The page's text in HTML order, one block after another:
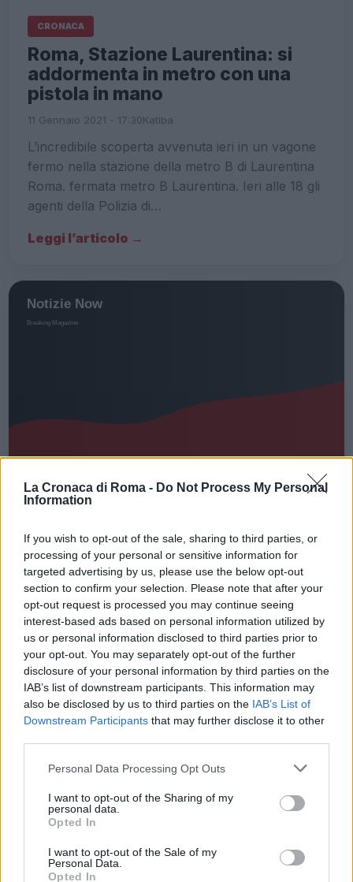
La Cronaca di Roma - Do Not Process My Personal
Information
If you wish to opt-out of the sale, sharing to third parties, or
processing of your personal or sensitive information for
targeted advertising by us, please use the below opt-out
section to confirm your selection. Please note that after your
opt-out request is processed you may continue seeing
interest-based ads based on personal information utilized by
us or personal information disclosed to third parties prior to
your opt-out. You may separately opt-out of the further
disclosure of your personal information by third parties on the
IAB’s list of downstream participants. This information may
also be disclosed by us to third parties on the IAB’s List of
Downstream Participants that may further disclose it to other
Please note that this website/app uses one or more Google
not limited to your visit or usage behaviour. You may click to
grant or deny consent to Google and its third-party tags to
use your data for below specified purposes in below Google
consent section.
Personal Data Processing Opt Outs
I want to opt-out of the Sharing of my
personal data.
Opted In
I want to opt-out of the Sale of my
Personal Data.
Opted In
CRONACA
Roma, Stazione Laurentina: si
addormenta in metro con una
pistola in mano
11 Gennaio 2021 - 17:30Katiba
L’incredibile scoperta avvenuta ieri in un vagone
fermo nella stazione della metro B di Laurentina
Roma. fermata metro B Laurentina. Ieri alle 18 gli
agenti della Polizia di…
Leggi l’articolo →
ROMA E DINTORNI
chiude Castro Pretorio
2 Ottobre 2020 - 19:51Iksnik
Dal 5 ottobre chiude Castro Pretorio. Dal 29
novembre chiuderà anche Policlinico. ROMA La
fermata di Castro Pretorio della linea B chiuderà
lunedì 5 ottobre, mentre dal 29…
Leggi l’articolo →